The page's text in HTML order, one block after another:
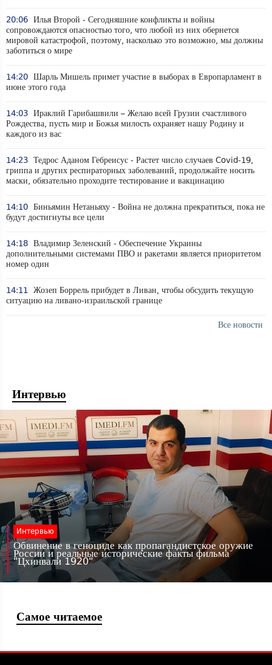
20:06 Илья Второй - Сегодняшние конфликты и войны
сопровождаются опасностью того, что любой из них обернется
мировой катастрофой, поэтому, насколько это возможно, мы должны
заботиться о мире
14:20 Шарль Мишель примет участие в выборах в Европарламент в
июне этого года
14:03 Ираклий Гарибашвили – Желаю всей Грузии счастливого
Рождества, пусть мир и Божья милость охраняет нашу Родину и
каждого из вас
14:23 Тедрос Аданом Гебреисус - Растет число случаев Covid-19,
гриппа и других респираторных заболеваний, продолжайте носить
маски, обязательно проходите тестирование и вакцинацию
14:10 Биньямин Нетаньяху - Война не должна прекратиться, пока не
будут достигнуты все цели
14:18 Владимир Зеленский - Обеспечение Украины
дополнительными системами ПВО и ракетами является приоритетом
номер один
14:11 Жозеп Боррель прибудет в Ливан, чтобы обсудить текущую
ситуацию на ливано-израильской границе
Все новости
Интервью
Интервью
Обвинение в геноциде как пропагандистское оружие
России и реальные исторические факты фильма
"Цхинвали 1920"
Самое читаемое